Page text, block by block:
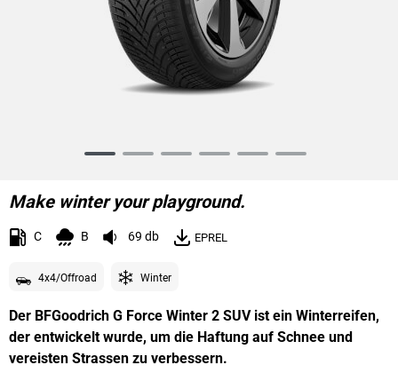
6
Make winter your playground.
C B 69 db EPREL
4x4/Offroad Winter
Der BFGoodrich G Force Winter 2 SUV ist ein Winterreifen,
der entwickelt wurde, um die Haftung auf Schnee und
vereisten Strassen zu verbessern.